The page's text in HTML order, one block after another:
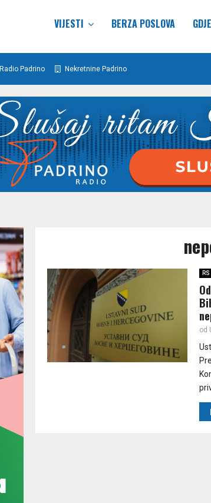
VIJESTI BERZA POSLOVA
Radio Padrino Nekretnine Padrino
od